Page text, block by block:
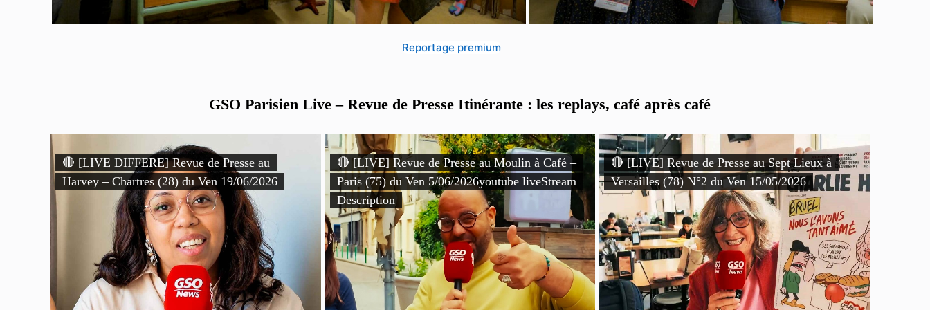
Reportage premium
GSO Parisien Live – Revue de Presse Itinérante : les replays, café après café
🔴 [LIVE DIFFERE] Revue de Presse au
Harvey – Chartres (28) du Ven 19/06/2026
🔴 [LIVE] Revue de Presse au Moulin à Café –
Paris (75) du Ven 5/06/2026youtube liveStream
Description
🔴 [LIVE] Revue de Presse au Sept Lieux à
Versailles (78) N°2 du Ven 15/05/2026